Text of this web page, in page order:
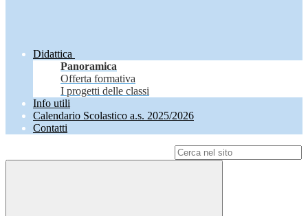
Didattica
Panoramica
Offerta formativa
I progetti delle classi
Info utili
Calendario Scolastico a.s. 2025/2026
Contatti